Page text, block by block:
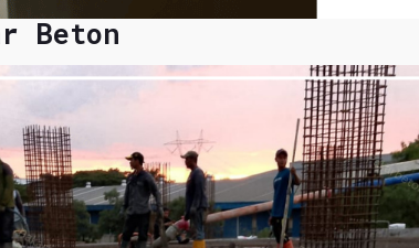
Beton